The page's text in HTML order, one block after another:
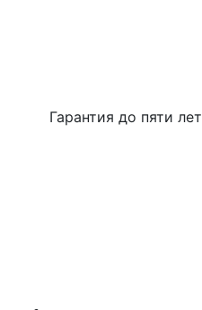
Гарантия до пяти лет